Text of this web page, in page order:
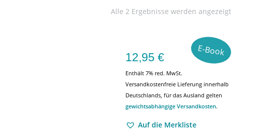
Alle 2 Ergebnisse werden angezeigt
E-Book
12,95 €
Enthält 7% red. MwSt.
Versandkostenfreie Lieferung innerhalb
Deutschlands, für das Ausland gelten
gewichtsabhängige Versandkosten.
Auf die Merkliste